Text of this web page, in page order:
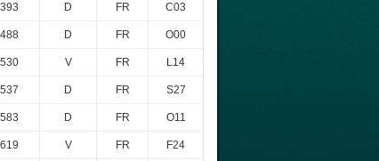
D FR C03
D FR O00
V FR L14
D FR S27
D FR O11
V FR F24